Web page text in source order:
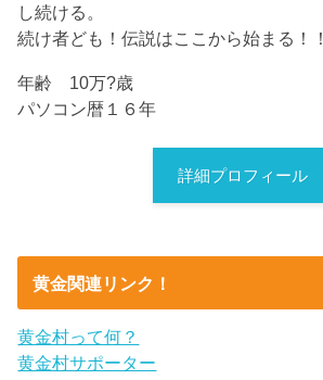
し続ける。
続け者ども！伝説はここから始まる！！
年齢 10万?歳
パソコン暦１６年
詳細プロフィール
黄金関連リンク！
黄金村って何？
黄金村サポーター